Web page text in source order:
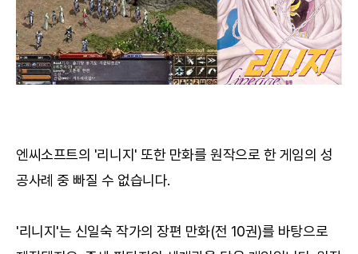
엔씨소프트의 '리니지' 또한 만화를 원작으로 한 게임의 성
공사례 중 빠질 수 없습니다.
'리니지'는 신일숙 작가의 장편 만화(전 10권)를 바탕으로